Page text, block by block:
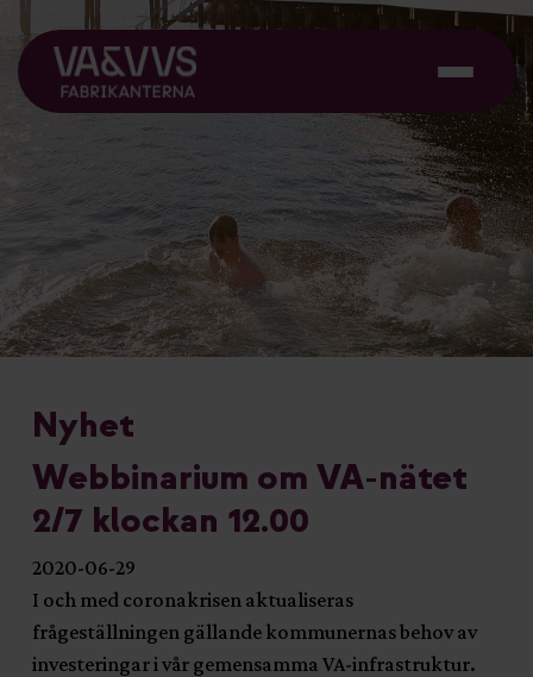
Nyhet
Webbinarium om VA-nätet
2/7 klockan 12.00
2020-06-29
I och med coronakrisen aktualiseras
frågeställningen gällande kommunernas behov av
investeringar i vår gemensamma VA-infrastruktur.